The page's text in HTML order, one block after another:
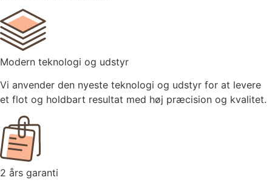
Modern teknologi og udstyr
Vi anvender den nyeste teknologi og udstyr for at levere
et flot og holdbart resultat med høj præcision og kvalitet.
2 års garanti